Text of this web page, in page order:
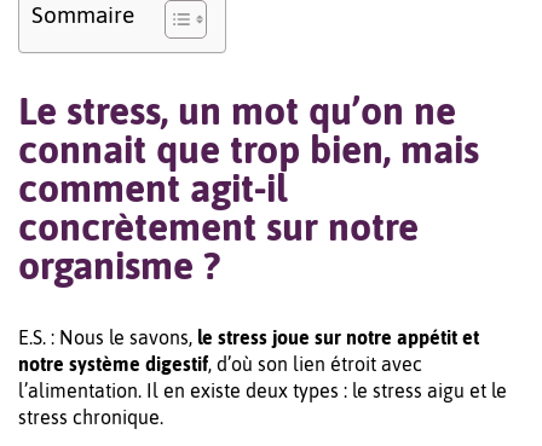
Sommaire
Le stress, un mot qu’on ne
connait que trop bien, mais
comment agit-il
concrètement sur notre
organisme ?
E.S. : Nous le savons, le stress joue sur notre appétit et
notre système digestif, d’où son lien étroit avec
l’alimentation. Il en existe deux types : le stress aigu et le
stress chronique.